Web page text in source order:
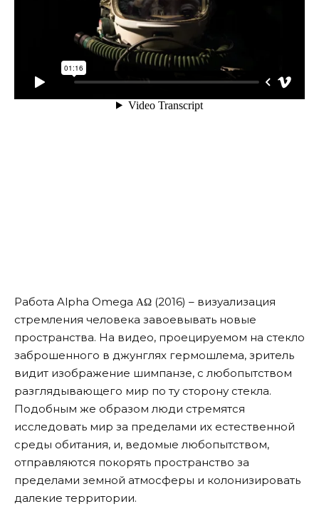
Работа Alpha Omega ΑΩ (2016) – визуализация
стремления человека завоевывать новые
пространства. На видео, проецируемом на стекло
заброшенного в джунглях гермошлема, зритель
видит изображение шимпанзе, с любопытством
разглядывающего мир по ту сторону стекла.
Подобным же образом люди стремятся
исследовать мир за пределами их естественной
среды обитания, и, ведомые любопытством,
отправляются покорять пространство за
пределами земной атмосферы и колонизировать
далекие территории.